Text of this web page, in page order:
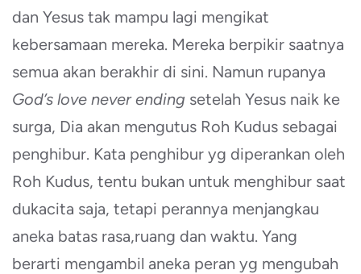
dan Yesus tak mampu lagi mengikat
kebersamaan mereka. Mereka berpikir saatnya
semua akan berakhir di sini. Namun rupanya
God’s love never ending setelah Yesus naik ke
surga, Dia akan mengutus Roh Kudus sebagai
penghibur. Kata penghibur yg diperankan oleh
Roh Kudus, tentu bukan untuk menghibur saat
dukacita saja, tetapi perannya menjangkau
aneka batas rasa,ruang dan waktu. Yang
berarti mengambil aneka peran yg mengubah